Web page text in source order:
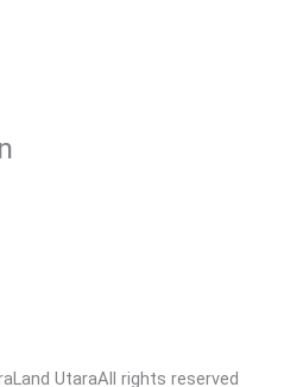
UtaraAll rights reserved